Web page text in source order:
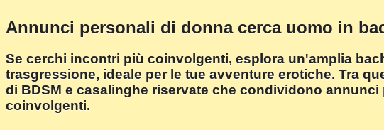
Annunci personali di donna cerca uomo in
Se cerchi incontri più coinvolgenti, esplora un'amplia
trasgressione, ideale per le tue avventure erotiche. Tra
di BDSM e casalinghe riservate che condividono
coinvolgenti.